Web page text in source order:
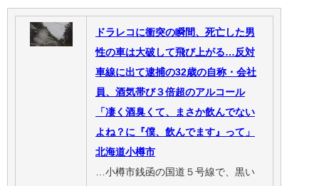
ドラレコに衝突の瞬間、死亡した男
性の車は大破して飛び上がる…反対
車線に出て逮捕の32歳の自称・会社
員、酒気帯び３倍超のアルコール
「凄く酒臭くて、まさか飲んでない
よね？に『僕、飲んでます』って」
北海道小樽市
…小樽市銭函の国道５号線で、黒い